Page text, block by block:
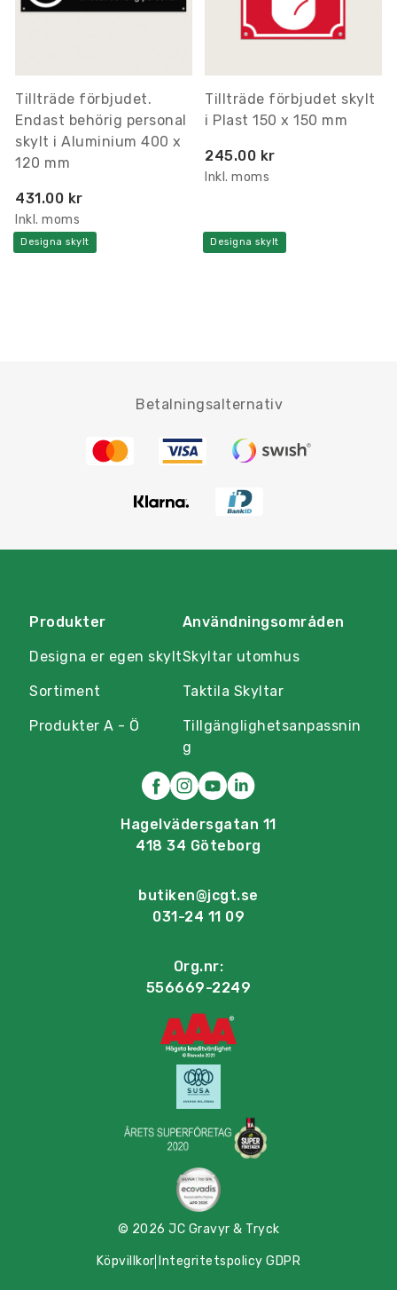
Tillträde förbjudet.
Endast behörig personal
skylt i Aluminium 400 x
120 mm
431.00 kr
Inkl. moms
Designa skylt
Tillträde förbjudet skylt
i Plast 150 x 150 mm
245.00 kr
Inkl. moms
Designa skylt
Betalningsalternativ
Produkter
Designa er egen skylt
Sortiment
Produkter A - Ö
Användningsområden
Skyltar utomhus
Taktila Skyltar
Tillgänglighetsanpassnin
g
Hagelvädersgatan 11
418 34 Göteborg
butiken@jcgt.se
031-24 11 09
Org.nr:
556669-2249
© 2026 JC Gravyr & Tryck
Köpvillkor Integritetspolicy GDPR